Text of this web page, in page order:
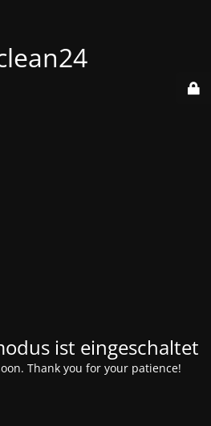
ist eingeschaltet
Thank you for your patience!